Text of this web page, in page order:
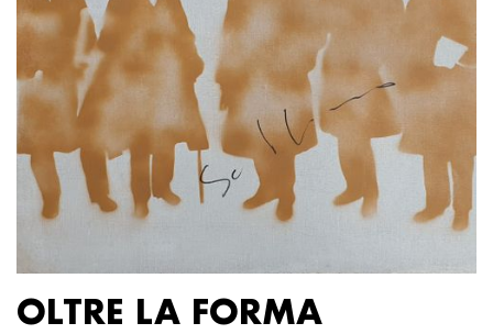
OLTRE LA FORMA